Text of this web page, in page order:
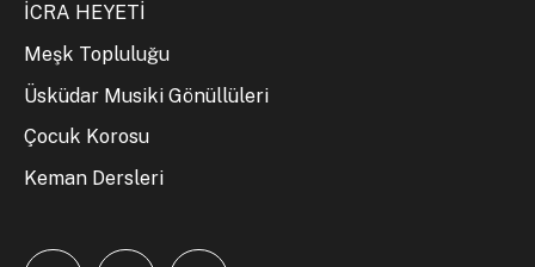
İCRA HEYETİ
Meşk Topluluğu
Üsküdar Musiki Gönüllüleri
Çocuk Korosu
Keman Dersleri